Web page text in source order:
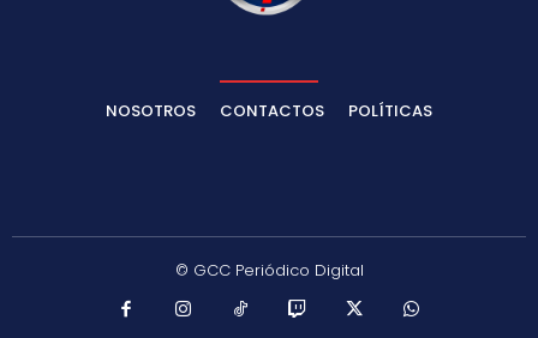
NOSOTROS CONTACTOS POLÍTICAS
© GCC Periódico Digital